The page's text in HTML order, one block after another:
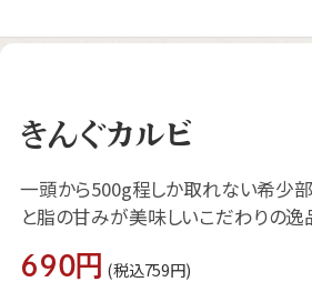
きんぐカルビ
一頭から500g程しか取れない希少
と脂の甘みが美味しいこだわりの逸
690円 (税込759円)